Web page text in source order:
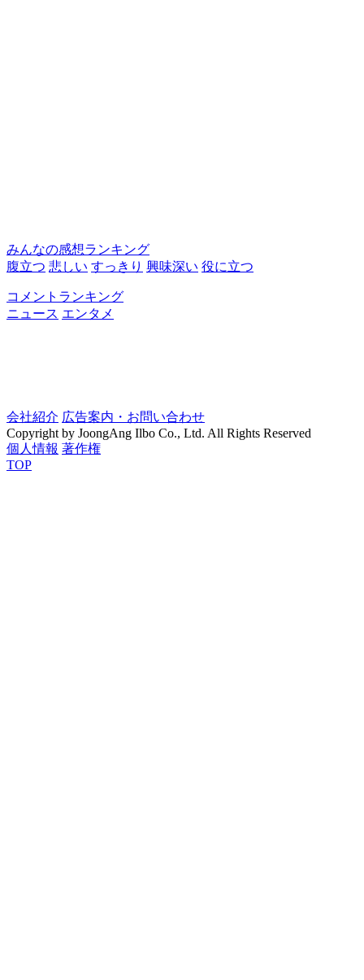
みんなの感想ランキング
腹立つ 悲しい すっきり 興味深い 役に立つ
コメントランキング
ニュース エンタメ
会社紹介 広告案内・お問い合わせ
Copyright by JoongAng Ilbo Co., Ltd. All Rights Reserved
個人情報 著作権
TOP